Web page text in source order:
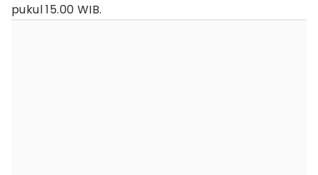
pukul 15.00 WIB.